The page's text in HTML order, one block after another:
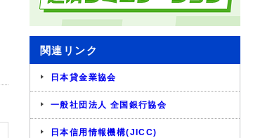
関連リンク
日本貸金業協会
一般社団法人 全国銀行協会
日本信用情報機構(JICC)